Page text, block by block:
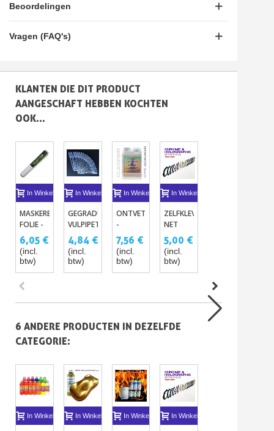
Beoordelingen
Vragen (FAQ's)
KLANTEN DIE DIT PRODUCT
AANGESCHAFT HEBBEN KOCHTEN
OOK...
In Winkelwagen
MASKERENDE
FOLIE -
FRISKET
FILM
6,05 €
(incl.
btw)
In Winkelwagen
GEGRADUEERDE
VULPIPETTEN
1 ML BIJ
20
4,84 €
(incl.
btw)
In Winkelwagen
ONTVETTER
-
REINIGER
SILICONE
1 LITER
7,56 €
(incl.
btw)
In Winkelwagen
ZELFKLEVEND
NET
VAN
STRIPING
CHROOM
HOLOGRAFISCHE
20 M
5,00 €
(incl.
btw)
0.8MM +
1.0MM
6 ANDERE PRODUCTEN IN DEZELFDE
CATEGORIE:
In Winkelwagen In Winkelwagen In Winkelwagen In Winkelwagen